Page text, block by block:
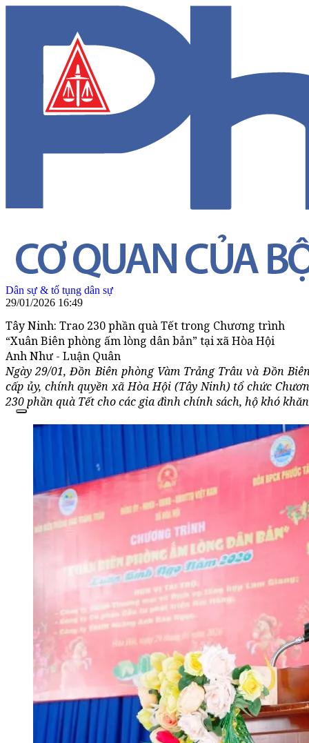
Dân sự & tố tụng dân sự
29/01/2026 16:49
Tây Ninh: Trao 230 phần quà Tết trong Chương trình
“Xuân Biên phòng ấm lòng dân bản” tại xã Hòa Hội
Anh Như - Luận Quân
Ngày 29/01, Đồn Biên phòng Vàm Trảng Trâu và Đồn
cấp ủy, chính quyền xã Hòa Hội (Tây Ninh) tổ chức
230 phần quà Tết cho các gia đình chính sách, hộ khó